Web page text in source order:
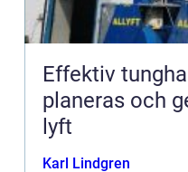
Effektiv
planeras och
lyft
Karl Lindgren